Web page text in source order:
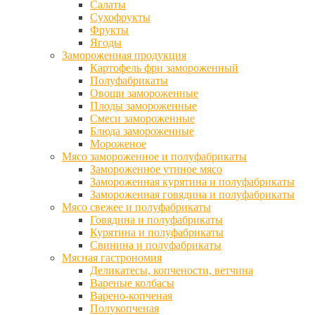
Салаты
Сухофрукты
Фрукты
Ягоды
Замороженная продукция
Картофель фри замороженный
Полуфабрикаты
Овощи замороженные
Плоды замороженные
Смеси замороженные
Блюда замороженные
Мороженое
Мясо замороженное и полуфабрикаты
Замороженное утиное мясо
Замороженная курятина и полуфабрикаты
Замороженная говядина и полуфабрикаты
Мясо свежее и полуфабрикаты
Говядина и полуфабрикаты
Курятина и полуфабрикаты
Свинина и полуфабрикаты
Мясная гастрономия
Деликатесы, копчености, ветчина
Вареные колбасы
Варено-копченая
Полукопченая